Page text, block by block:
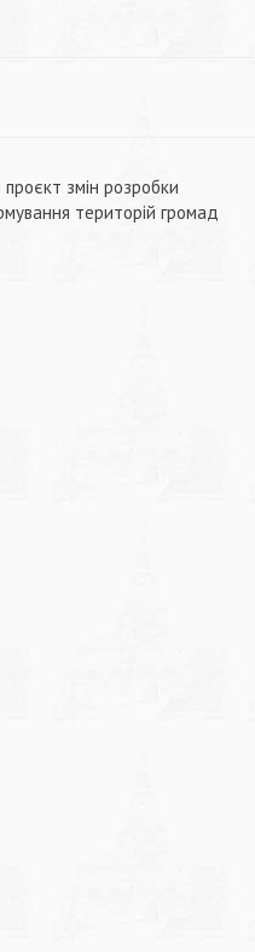
змін розробки
територій громад